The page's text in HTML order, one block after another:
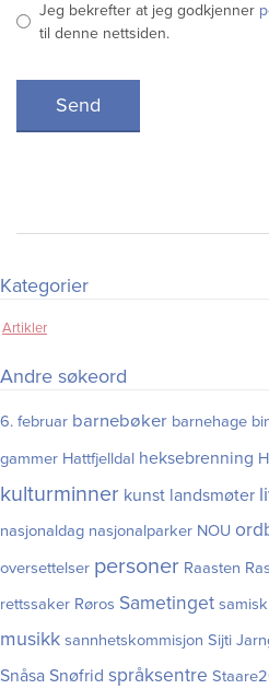
Jeg bekrefter at jeg godkjenner
til denne nettsiden.
Send
Kategorier
Artikler
Andre søkeord
6. februar barnebøker barnehage
gammer Hattfjelldal heksebrenning
kulturminner kunst landsmøter
nasjonaldag nasjonalparker NOU
oversettelser personer Raasten
rettssaker Røros Sametinget
musikk sannhetskommisjon Sijti
Snåsa Snøfrid språksentre